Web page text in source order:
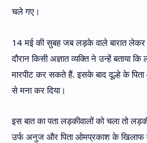
चले गए।
14 मई की सुबह जब लड़के वाले बारात
दौरान किसी अज्ञात व्यक्ति ने उन्हें बताया
मारपीट कर सकते हैं. इसके बाद दूल्हे के
से मना कर दिया।
इस बात का पता लड़कीवालों को चला तो
उर्फ अनुज और पिता ओमप्रकाश के खिलाफ